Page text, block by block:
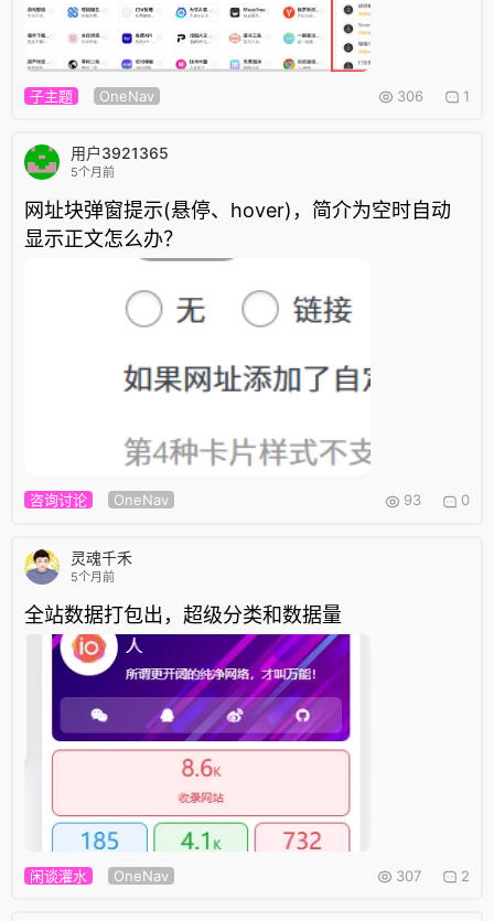
子主题 OneNav 306 1
用户3921365
5个月前
网址块弹窗提示(悬停、hover)，简介为空时自动
显示正文怎么办？
咨询讨论 OneNav 93 0
灵魂千禾
5个月前
全站数据打包出，超级分类和数据量
闲谈灌水 OneNav 307 2